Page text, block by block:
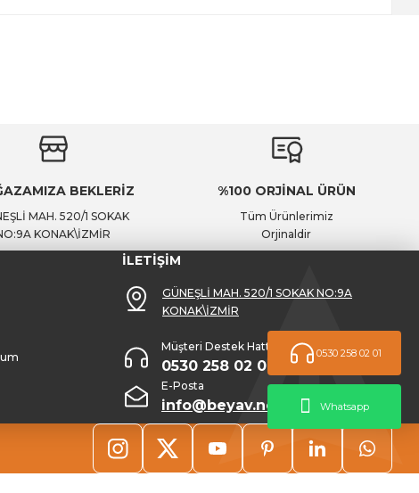
Whatsapp
BEKLERİZ
MAH. 520/1 SOKAK
KONAK\İZMİR
%100 ORJİNAL ÜRÜN
Tüm Ürünlerimiz
Orjinaldir
İLETİŞİM
GÜNEŞLİ MAH. 520/1 SOKAK NO:9A
KONAK\İZMİR
Müşteri Destek Hattı
0530 258 02 01
E-Posta
info@beyav.net
0530 258 02 01